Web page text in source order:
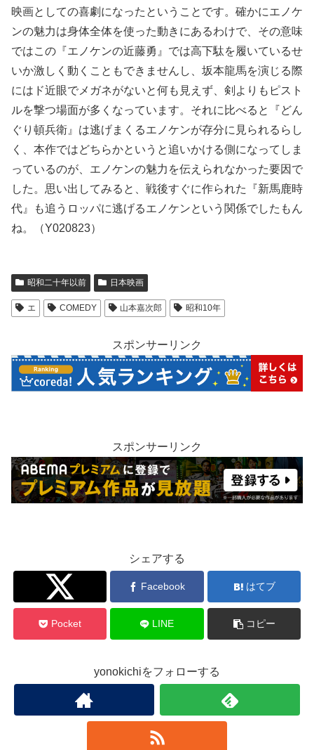
映画としての喜劇になったということです。確かにエノケ
ンの魅力は身体全体を使った動きにあるわけで、その意味
ではこの『エノケンの近藤勇』では高下駄を履いているせ
いか激しく動くこともできませんし、坂本龍馬を演じる際
にはド近眼でメガネがないと何も見えず、剣よりもピスト
ルを撃つ場面が多くなっています。それに比べると『どん
ぐり頓兵衛』は逃げまくるエノケンが存分に見られるらし
く、本作ではどちらかというと追いかける側になってしま
っているのが、エノケンの魅力を伝えられなかった要因で
した。思い出してみると、戦後すぐに作られた『新馬鹿時
代』も追うロッパに逃げるエノケンという関係でしたもん
ね。（Y020823）
昭和二十年以前 日本映画
エ COMEDY 山本嘉次郎 昭和10年
スポンサーリンク
スポンサーリンク
シェアする
Twitter Facebook はてブ
Pocket LINE コピー
yonokichiをフォローする